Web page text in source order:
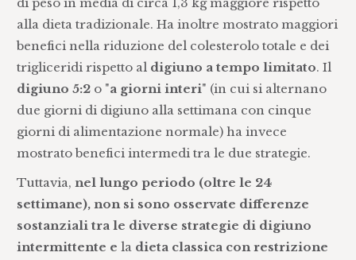
alla dieta tradizionale. Ha inoltre mostrato maggiori
benefici nella riduzione del colesterolo totale e dei
trigliceridi rispetto al digiuno a tempo limitato. Il
digiuno 5:2 o "a giorni interi" (in cui si alternano
due giorni di digiuno alla settimana con cinque
giorni di alimentazione normale) ha invece
mostrato benefici intermedi tra le due strategie.
Tuttavia, nel lungo periodo (oltre le 24
settimane), non si sono osservate differenze
sostanziali tra le diverse strategie di digiuno
intermittente ela dieta classica con restrizione